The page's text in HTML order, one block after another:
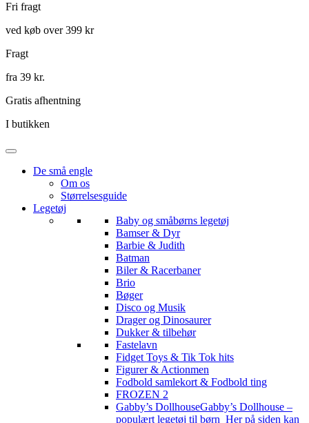
Fri fragt
ved køb over 399 kr
Fragt
fra 39 kr.
Gratis afhentning
I butikken
De små engle
Om os
Størrelsesguide
Legetøj
Baby og småbørns legetøj
Bamser & Dyr
Barbie & Judith
Batman
Biler & Racerbaner
Brio
Bøger
Disco og Musik
Drager og Dinosaurer
Dukker & tilbehør
Fastelavn
Fidget Toys & Tik Tok hits
Figurer & Actionmen
Fodbold samlekort & Fodbold ting
FROZEN 2
Gabby’s DollhouseGabby’s Dollhouse –
populært legetøj til børn Her på siden kan